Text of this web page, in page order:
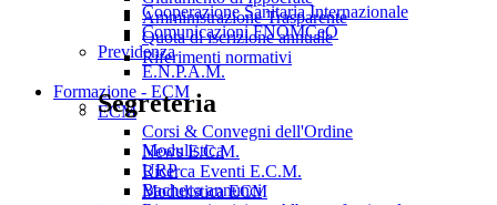
Amministrazione Trasparente
Quota di iscrizione annuale
Riferimenti normativi
Segreteria
Modulistica
URP
Bacheca annunci
Cooperazione Sanitaria Internazionale
Comunicazioni FNOMCeO
Previdenza
E.N.P.A.M.
Formazione - ECM
ECM
Corsi & Convegni dell'Ordine
News E.C.M.
Ricerca Eventi E.C.M.
Modulistica ECM